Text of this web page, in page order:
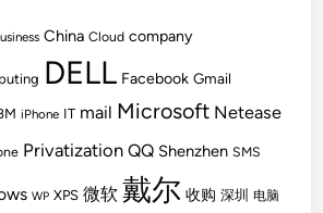
China Cloud company
DELL Facebook Gmail
iPhone IT mail Microsoft Netease
Privatization QQ Shenzhen SMS
WP XPS 微软 戴尔 收购 深圳 电脑